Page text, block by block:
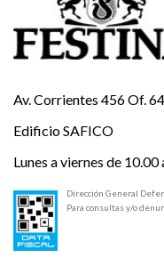
Av. Corrientes 456 Of. 64
Edificio SAFICO
Lunes a viernes de 10.00
Dirección General
Para consultas y/o